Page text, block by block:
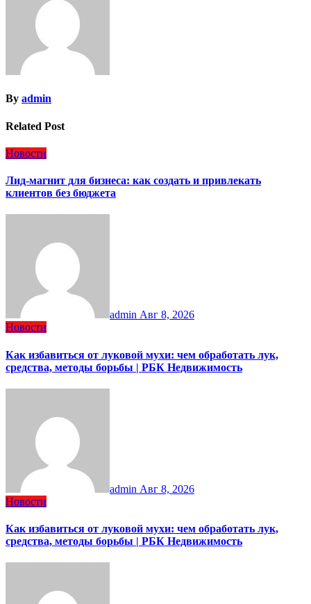
By admin
Related Post
Новости
Лид-магнит для бизнеса: как создать и привлекать
клиентов без бюджета
admin Авг 8, 2026
Новости
Как избавиться от луковой мухи: чем обработать лук,
средства, методы борьбы | РБК Недвижимость
admin Авг 8, 2026
Новости
Как избавиться от луковой мухи: чем обработать лук,
средства, методы борьбы | РБК Недвижимость